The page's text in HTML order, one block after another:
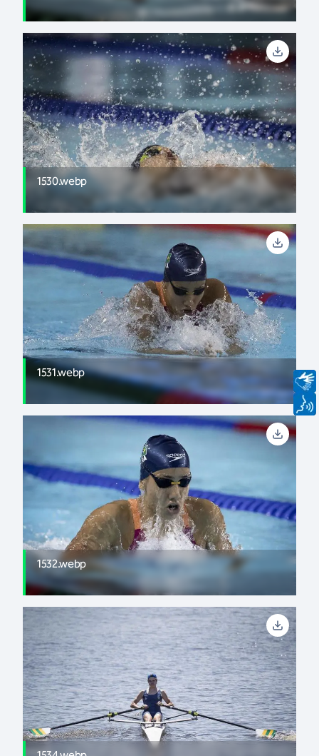
1530.webp
1531.webp
1532.webp